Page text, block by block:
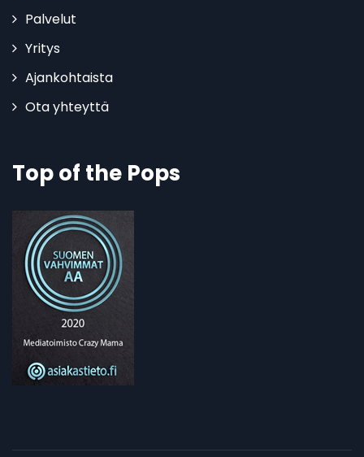
Palvelut
Yritys
Ajankohtaista
Ota yhteyttä
Top of the Pops